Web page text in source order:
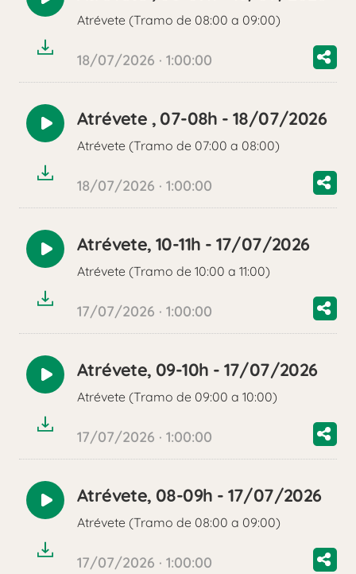
Reproducir
audioAtrévete (Tramo de 08:00 a 09:00)
18/07/2026 · 1:00:00
Reproducir
audio
Atrévete , 07-08h - 18/07/2026
Atrévete (Tramo de 07:00 a 08:00)
18/07/2026 · 1:00:00
Reproducir
audio
Atrévete, 10-11h - 17/07/2026
Atrévete (Tramo de 10:00 a 11:00)
17/07/2026 · 1:00:00
Reproducir
audio
Atrévete, 09-10h - 17/07/2026
Atrévete (Tramo de 09:00 a 10:00)
17/07/2026 · 1:00:00
Reproducir
audio
Atrévete, 08-09h - 17/07/2026
Atrévete (Tramo de 08:00 a 09:00)
17/07/2026 · 1:00:00